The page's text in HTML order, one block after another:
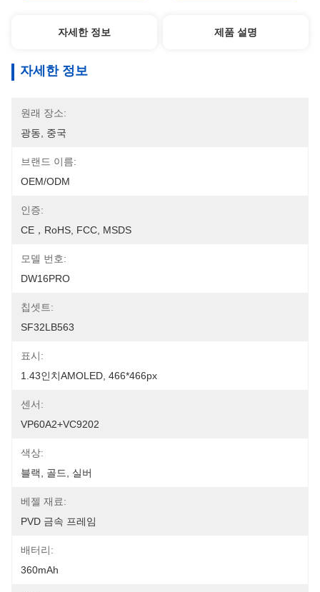
자세한 정보 제품 설명
자세한 정보
원래 장소:
광동, 중국
브랜드 이름:
OEM/ODM
인증:
CE，RoHS, FCC, MSDS
모델 번호:
DW16PRO
칩셋트:
SF32LB563
표시:
1.43인치AMOLED, 466*466px
센서:
VP60A2+VC9202
색상:
블랙, 골드, 실버
베젤 재료:
PVD 금속 프레임
배터리:
360mAh